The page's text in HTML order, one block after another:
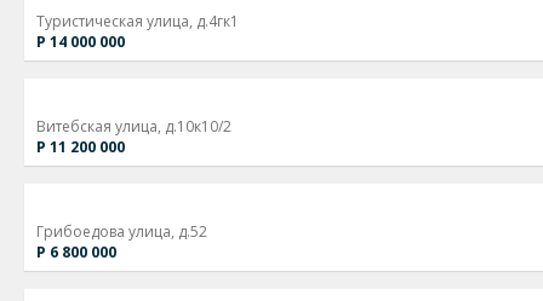
Туристическая улица, д.4гк1
Р 14 000 000
Витебская улица, д.10к10/2
Р 11 200 000
Грибоедова улица, д.52
Р 6 800 000